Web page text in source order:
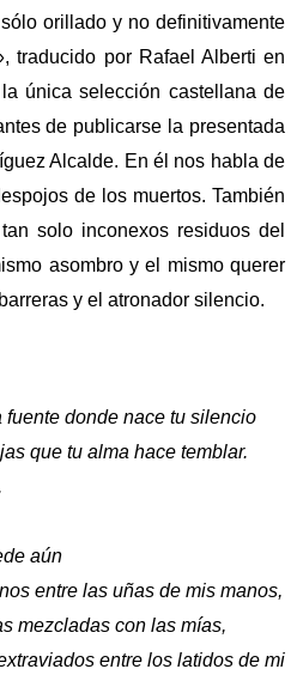
orillado y no definitivamente
traducido por Rafael Alberti en
única selección castellana de
de publicarse la presentada
Alcalde. En él nos habla de
de los muertos. También
solo inconexos residuos del
asombro y el mismo querer
y el atronador silencio.
donde nace tu silencio
que tu alma hace temblar.
aún
entre las uñas de mis manos,
mezcladas con las mías,
entre los latidos de mi